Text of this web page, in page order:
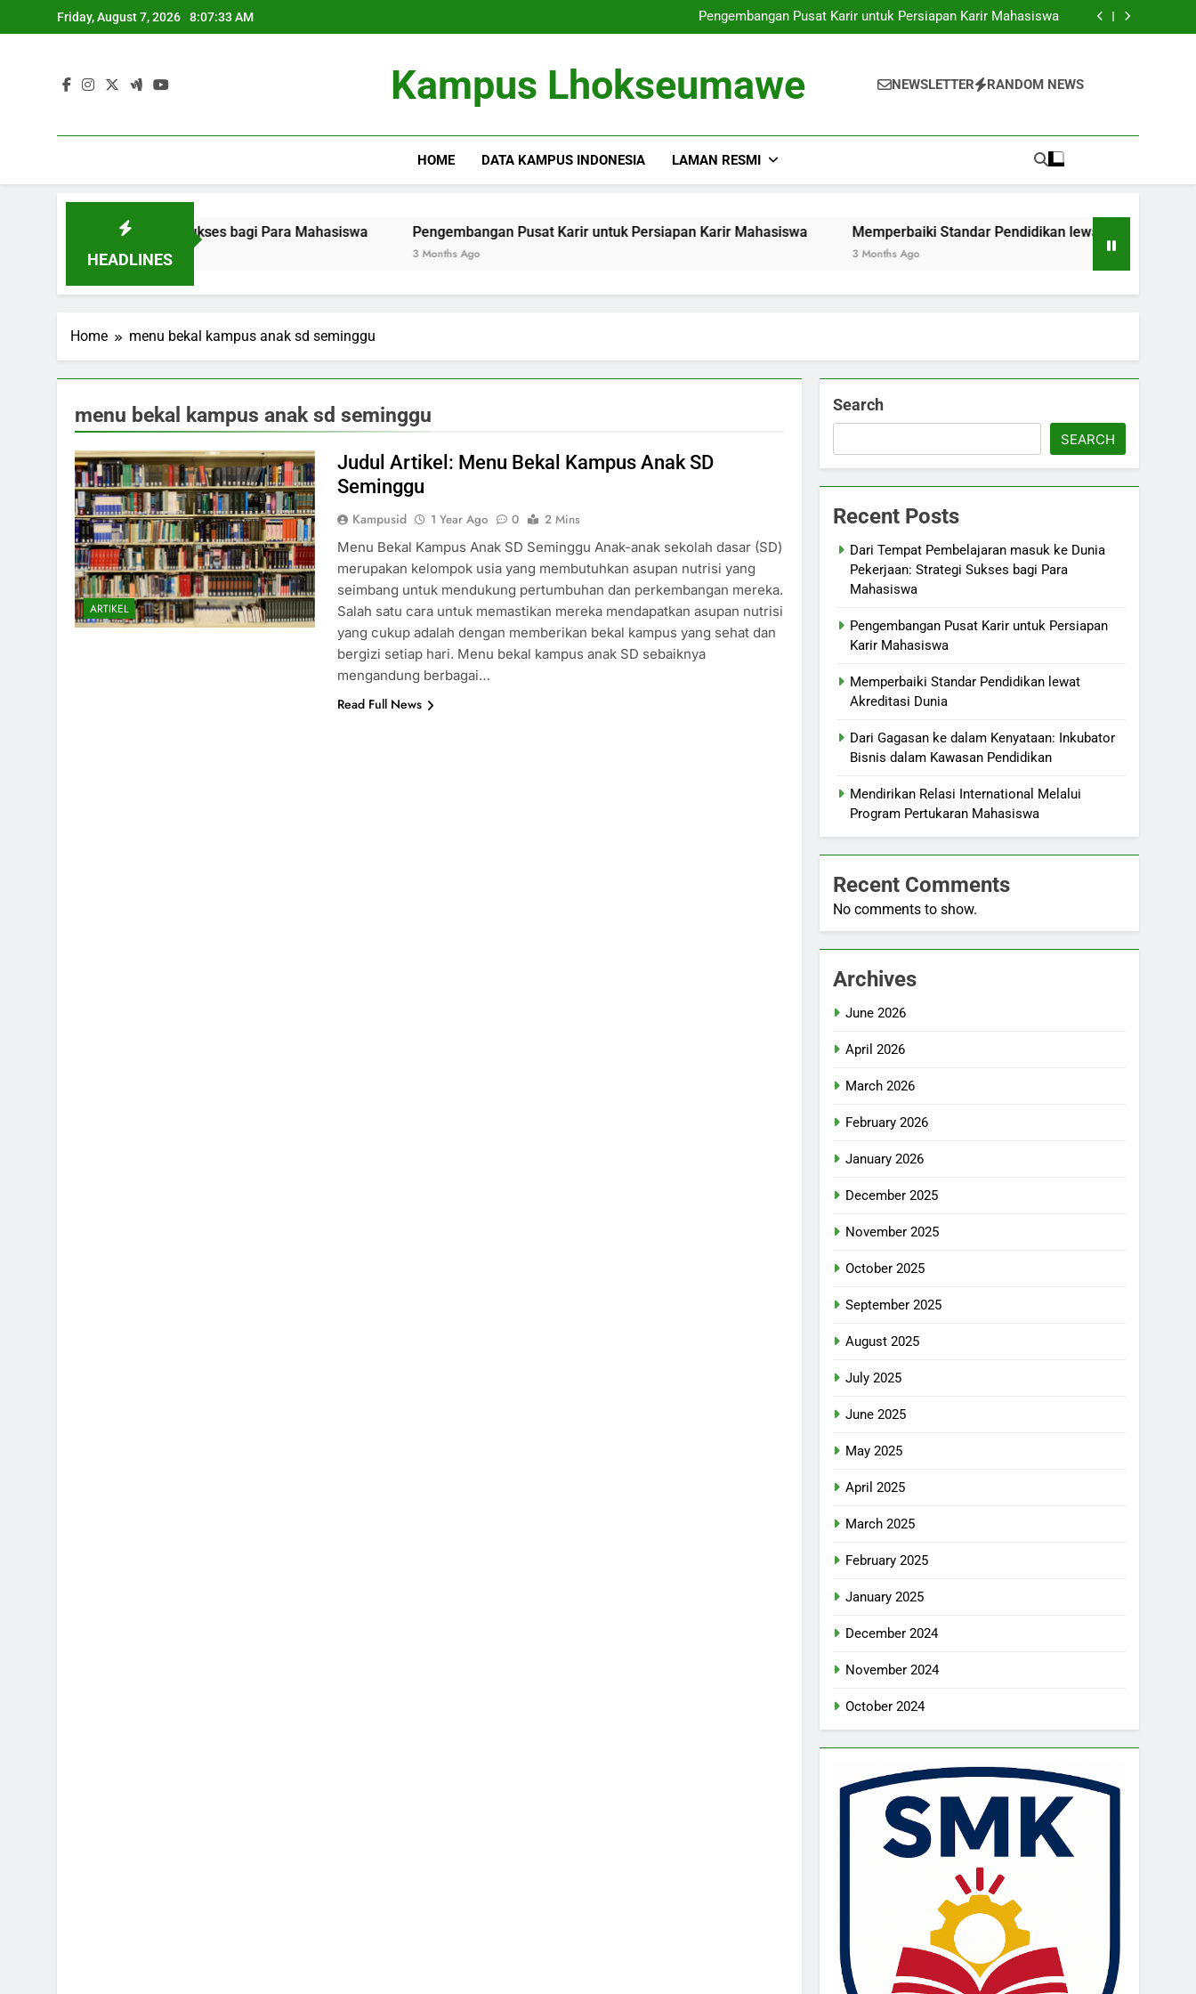
to
Friday, August 7, 2026 8:07:33 AM
Para Mahasiswa
Pengembangan Pusat Karir untuk Persiapan Karir Mahasiswa
Memperbaiki Standar Pendidikan lewat Akreditasi Dunia
Para Mahasiswa
Pengembangan Pusat Karir untuk Persiapan Karir Mahasiswa
Memperbaiki Standar Pendidikan lewat Akreditasi Dunia
Kampus Lhokseumawe NEWSLETTER RANDOM NEWS
HOME DATA KAMPUS INDONESIA LAMAN RESMI
HEADLINES
Strategi Sukses bagi Para Mahasiswa Pengembangan Pusat Karir untuk Persiapan Karir Mahasiswa
3 Months Ago
Memperbaiki Standar Pendidikan lewat Akreditasi Dunia
3 Months Ago
Home menu bekal kampus anak sd seminggu
menu bekal kampus anak sd seminggu
ARTIKEL
Judul Artikel: Menu Bekal Kampus Anak SD
Seminggu
Kampusid 1 Year Ago 0
2 Mins
Menu Bekal Kampus Anak SD Seminggu Anak-anak sekolah dasar (SD)
merupakan kelompok usia yang membutuhkan asupan nutrisi yang
seimbang untuk mendukung pertumbuhan dan perkembangan mereka.
Salah satu cara untuk memastikan mereka mendapatkan asupan nutrisi
yang cukup adalah dengan memberikan bekal kampus yang sehat dan
bergizi setiap hari. Menu bekal kampus anak SD sebaiknya
mengandung berbagai…
Read Full News
Search
SEARCH
Recent Posts
Dari Tempat Pembelajaran masuk ke Dunia
Pekerjaan: Strategi Sukses bagi Para
Mahasiswa
Pengembangan Pusat Karir untuk Persiapan
Karir Mahasiswa
Memperbaiki Standar Pendidikan lewat
Akreditasi Dunia
Dari Gagasan ke dalam Kenyataan: Inkubator
Bisnis dalam Kawasan Pendidikan
Mendirikan Relasi International Melalui
Program Pertukaran Mahasiswa
Recent Comments
No comments to show.
Archives
June 2026
April 2026
March 2026
February 2026
January 2026
December 2025
November 2025
October 2025
September 2025
August 2025
July 2025
June 2025
May 2025
April 2025
March 2025
February 2025
January 2025
December 2024
November 2024
October 2024